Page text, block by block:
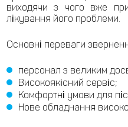
виходячи з чого вже
лікування його проблеми.
Основні переваги
персонал з великим
Високоякісний сервіс;
Комфортні умови для
Нове обладнання